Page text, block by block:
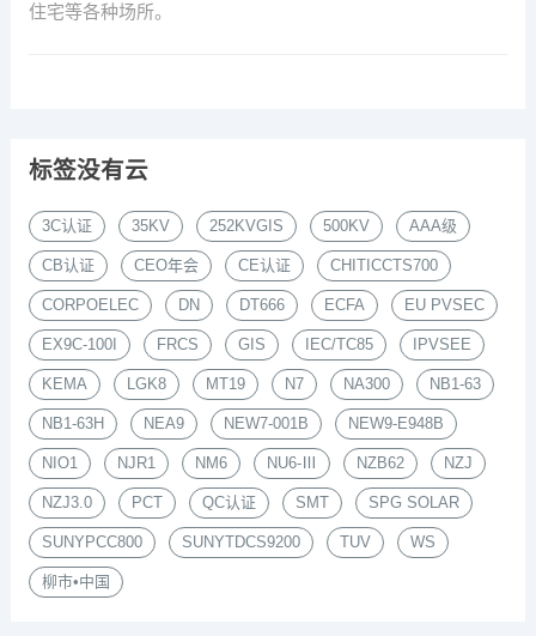
住宅等各种场所。
标签没有云
3C认证 35KV 252KVGIS 500KV AAA级
CB认证 CEO年会 CE认证 CHITICCTS700
CORPOELEC DN DT666 ECFA EU PVSEC
EX9C-100I FRCS GIS IEC/TC85 IPVSEE
KEMA LGK8 MT19 N7 NA300 NB1-63
NB1-63H NEA9 NEW7-001B NEW9-E948B
NIO1 NJR1 NM6 NU6-Ⅲ NZB62 NZJ
NZJ3.0 PCT QC认证 SMT SPG SOLAR
SUNYPCC800 SUNYTDCS9200 TUV WS
柳市•中国